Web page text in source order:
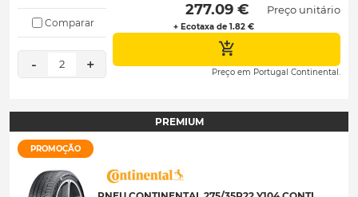
Comparar
- 2 +
277.09 €
+ Ecotaxa de 1.82 €
Preço unitário
Preço em Portugal Continental.
PREMIUM
PROMOÇÃO